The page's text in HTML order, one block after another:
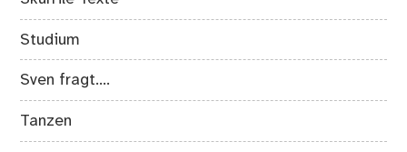
Studium
Sven fragt….
Tanzen